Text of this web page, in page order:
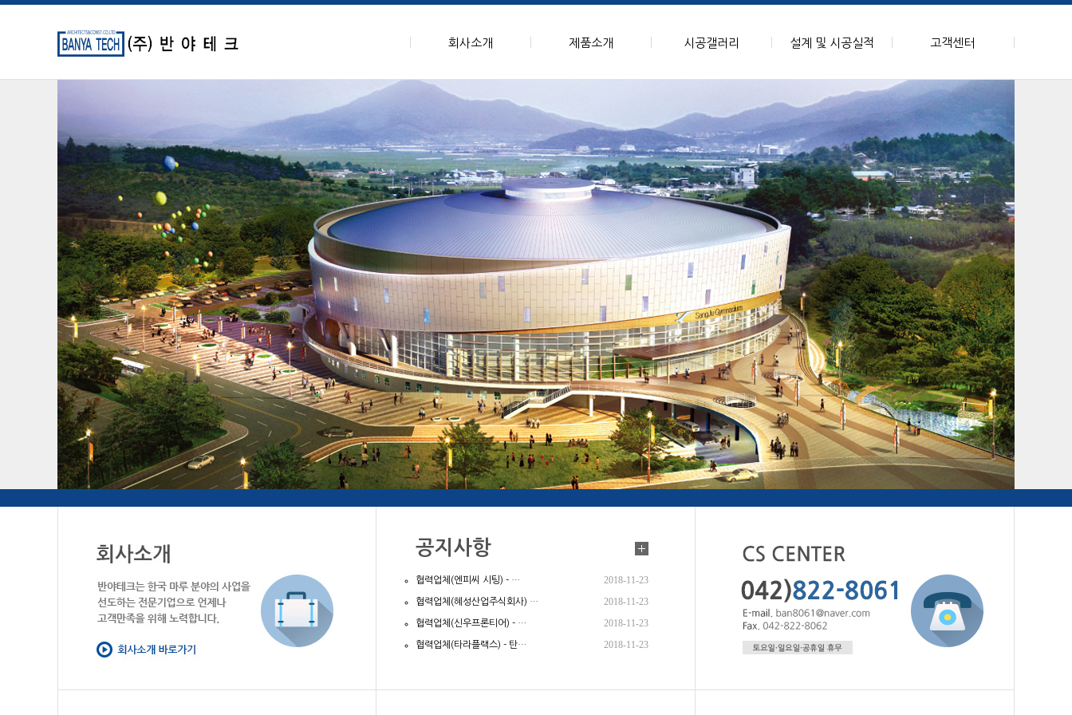
회사소개 제품소개 시공갤러리 설계 및 시공실적 고객센터
공지사항
협력업체(엔피씨 시팅) - … 2018-11-23
협력업체(혜성산업주식회사) … 2018-11-23
협력업체(신우프론티어) - … 2018-11-23
협력업체(타라플랙스) - 탄… 2018-11-23